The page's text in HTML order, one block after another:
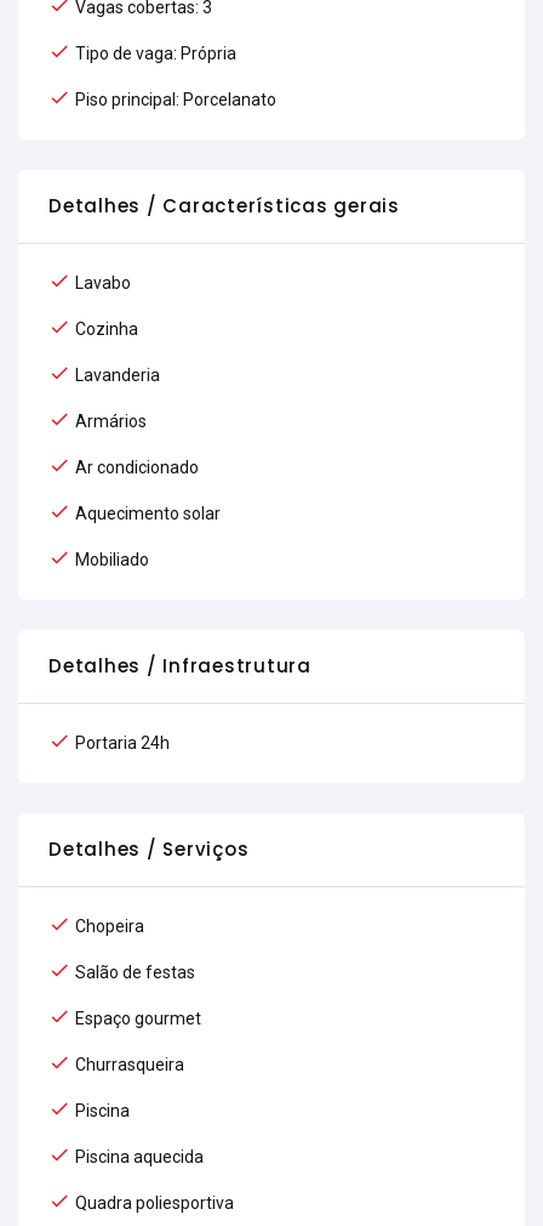
Vagas cobertas: 3
Tipo de vaga: Própria
Piso principal: Porcelanato
Detalhes / Características gerais
Lavabo
Cozinha
Lavanderia
Armários
Ar condicionado
Aquecimento solar
Mobiliado
Detalhes / Infraestrutura
Portaria 24h
Detalhes / Serviços
Chopeira
Salão de festas
Espaço gourmet
Churrasqueira
Piscina
Piscina aquecida
Quadra poliesportiva